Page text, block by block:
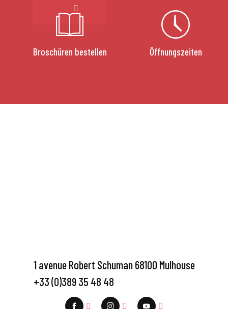
Broschüren bestellen Öffnungszeiten
1 avenue Robert Schuman 68100 Mulhouse
+33 (0)389 35 48 48